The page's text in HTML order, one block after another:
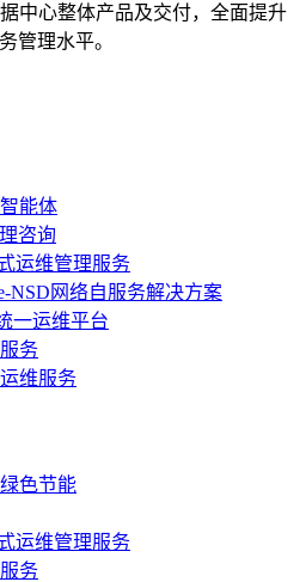
中心整体产品及交付，全面提升
管理水平。
能体
咨询
运维管理服务
NSD网络自服务解决方案
一运维平台
务
维服务
色节能
运维管理服务
务